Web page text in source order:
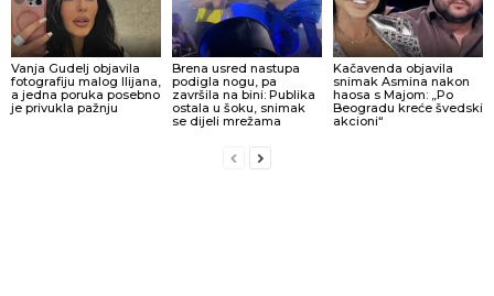
Vanja Gudelj objavila
fotografiju malog Ilijana,
a jedna poruka posebno
je privukla pažnju
Brena usred nastupa
podigla nogu, pa
završila na bini: Publika
ostala u šoku, snimak
se dijeli mrežama
Kačavenda objavila
snimak Asmina nakon
haosa s Majom: „Po
Beogradu kreće švedski
akcioni“